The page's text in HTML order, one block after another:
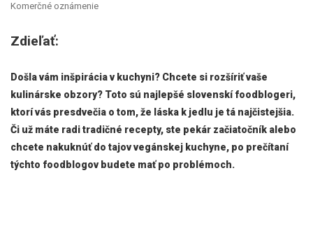
Komerčné oznámenie
Zdieľať:
Došla vám inšpirácia v kuchyni? Chcete si rozšíriť vaše
kulinárske obzory? Toto sú najlepšé slovenskí foodblogeri,
ktorí vás presdvečia o tom, že láska k jedlu je tá najčistejšia.
Či už máte radi tradičné recepty, ste pekár začiatočník alebo
chcete nakuknúť do tajov vegánskej kuchyne, po prečítaní
týchto foodblogov budete mať po problémoch.